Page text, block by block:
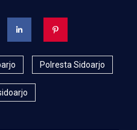
Polresta Sidoarjo